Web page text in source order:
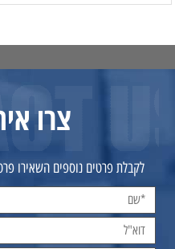
צרו
לקבלת פרטים נוספים השאירו